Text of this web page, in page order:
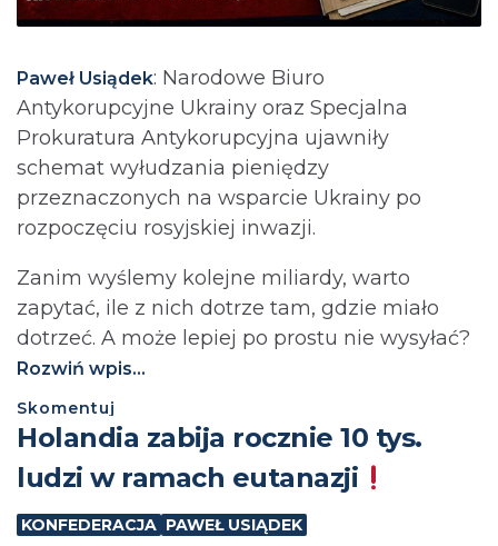
Paweł Usiądek: Narodowe Biuro
Antykorupcyjne Ukrainy oraz Specjalna
Prokuratura Antykorupcyjna ujawniły
schemat wyłudzania pieniędzy
przeznaczonych na wsparcie Ukrainy po
rozpoczęciu rosyjskiej inwazji.
Zanim wyślemy kolejne miliardy, warto
zapytać, ile z nich dotrze tam, gdzie miało
dotrzeć. A może lepiej po prostu nie wysyłać?⁩
Rozwiń wpis...
Skomentuj
Holandia zabija rocznie 10 tys.
ludzi w ramach eutanazji
KONFEDERACJA PAWEŁ USIĄDEK